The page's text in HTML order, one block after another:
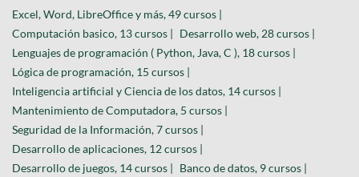
Excel, Word, LibreOffice y más, 49 cursos |
Computación basico, 13 cursos | Desarrollo web, 28 cursos |
Lenguajes de programación ( Python, Java, C ), 18 cursos |
Lógica de programación, 15 cursos |
Inteligencia artificial y Ciencia de los datos, 14 cursos |
Mantenimiento de Computadora, 5 cursos |
Seguridad de la Información, 7 cursos |
Desarrollo de aplicaciones, 12 cursos |
Desarrollo de juegos, 14 cursos | Banco de datos, 9 cursos |